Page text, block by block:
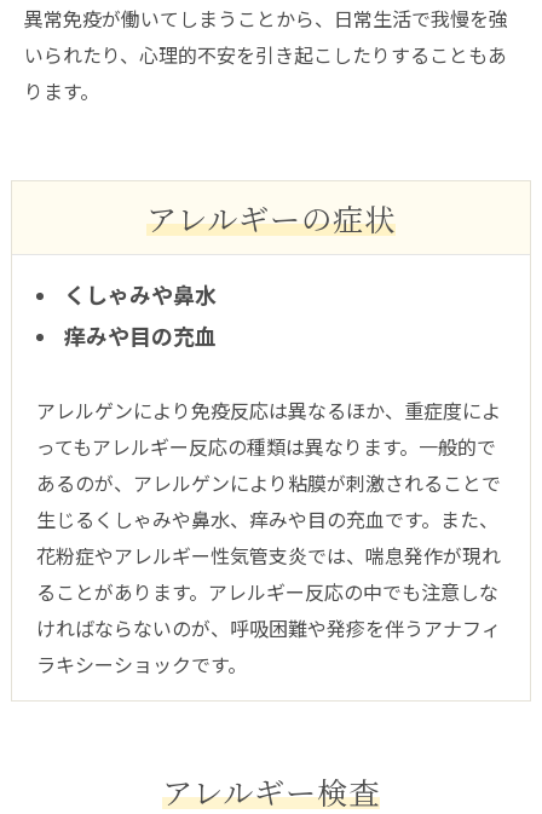
異常免疫が働いてしまうことから、日常生活で我慢を強
いられたり、心理的不安を引き起こしたりすることもあ
ります。
アレルギーの症状
くしゃみや鼻水
痒みや目の充血
アレルゲンにより免疫反応は異なるほか、重症度によ
ってもアレルギー反応の種類は異なります。一般的で
あるのが、アレルゲンにより粘膜が刺激されることで
生じるくしゃみや鼻水、痒みや目の充血です。また、
花粉症やアレルギー性気管支炎では、喘息発作が現れ
ることがあります。アレルギー反応の中でも注意しな
ければならないのが、呼吸困難や発疹を伴うアナフィ
ラキシーショックです。
アレルギー検査